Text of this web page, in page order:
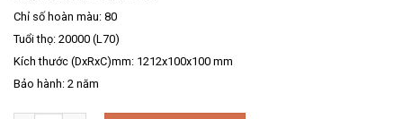
Chỉ số hoàn màu: 80
Tuổi thọ: 20000 (L70)
Kích thước (DxRxC)mm: 1212x100x100 mm
Bảo hành: 2 năm